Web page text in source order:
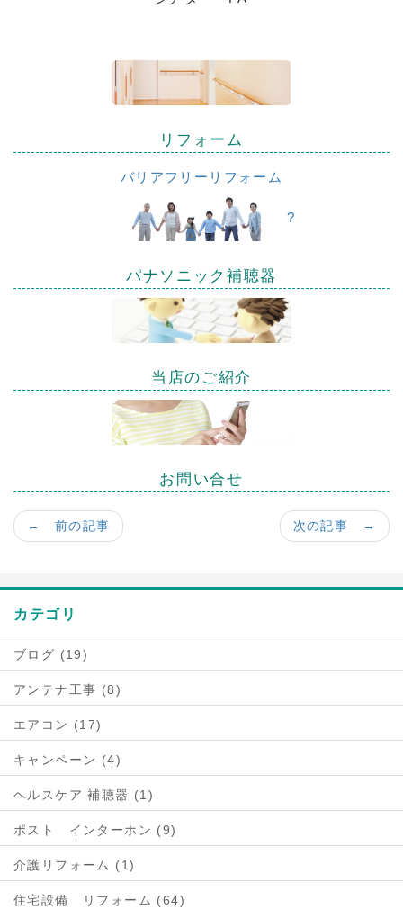
リフォーム
バリアフリーリフォーム
?
パナソニック補聴器
当店のご紹介
お問い合せ
次の記事 →
← 前の記事
カテゴリ
ブログ (19)
アンテナ工事 (8)
エアコン (17)
キャンペーン (4)
ヘルスケア 補聴器 (1)
ポスト インターホン (9)
介護リフォーム (1)
住宅設備 リフォーム (64)